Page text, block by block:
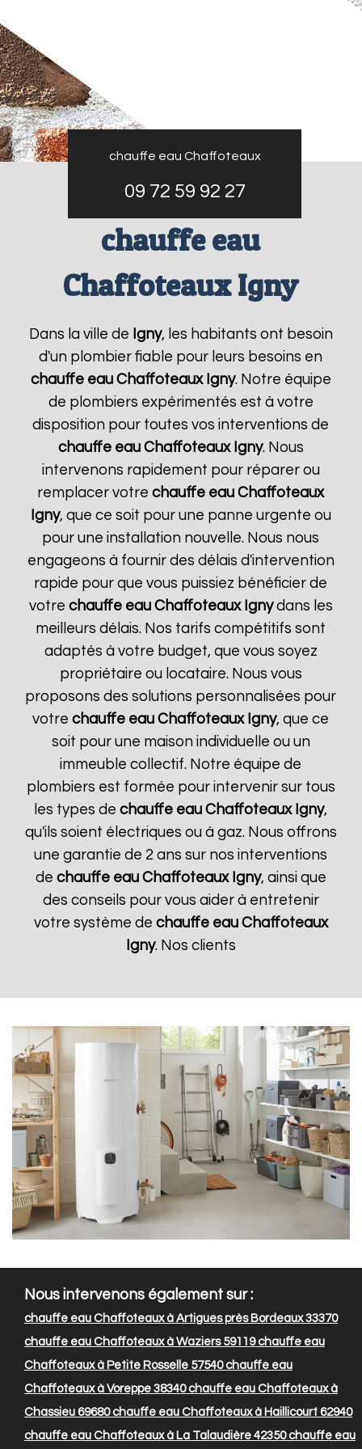
chauffe eau Chaffoteaux
09 72 59 92 27
chauffe eau
Chaffoteaux Igny
Dans la ville de Igny, les habitants ont besoin
d'un plombier fiable pour leurs besoins en
chauffe eau Chaffoteaux Igny. Notre équipe
de plombiers expérimentés est à votre
disposition pour toutes vos interventions de
chauffe eau Chaffoteaux Igny. Nous
intervenons rapidement pour réparer ou
remplacer votrechauffe eau Chaffoteaux
Igny, que ce soit pour une panne urgente ou
pour une installation nouvelle. Nous nous
engageons à fournir des délais d'intervention
rapide pour que vous puissiez bénéficier de
votre chauffe eau Chaffoteaux Ignydans les
meilleurs délais. Nos tarifs compétitifs sont
adaptés à votre budget, que vous soyez
propriétaire ou locataire. Nous vous
proposons des solutions personnalisées pour
votrechauffe eau Chaffoteaux Igny, que ce
soit pour une maison individuelle ou un
immeuble collectif. Notre équipe de
plombiers est formée pour intervenir sur tous
les types dechauffe eau Chaffoteaux Igny,
qu'ils soient électriques ou à gaz. Nous offrons
une garantie de 2 ans sur nos interventions
de chauffe eau Chaffoteaux Igny, ainsi que
des conseils pour vous aider à entretenir
votre système de chauffe eau Chaffoteaux
Igny. Nos clients
Nous intervenons également sur :
chauffe eau Chaffoteaux à Artigues près Bordeaux 33370
chauffe eau Chaffoteaux à Waziers 59119chauffe eau
Chaffoteaux à Petite Rosselle 57540chauffe eau
Chaffoteaux à Voreppe 38340chauffe eau Chaffoteaux à
Chassieu 69680chauffe eau Chaffoteaux à Haillicourt 62940
chauffe eau Chaffoteaux à La Talaudière 42350chauffe eau